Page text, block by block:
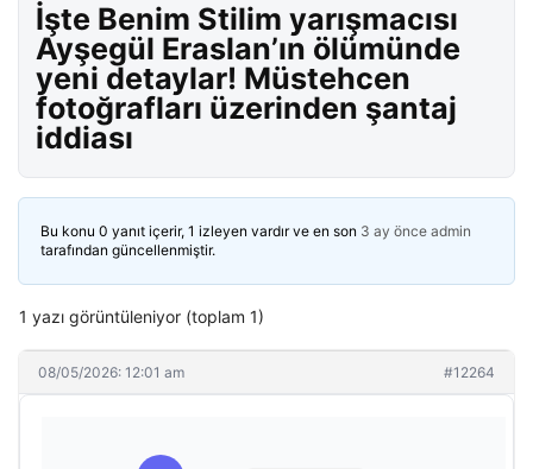
İşte Benim Stilim yarışmacısı
Ayşegül Eraslan’ın ölümünde
yeni detaylar! Müstehcen
fotoğrafları üzerinden şantaj
iddiası
Bu konu 0 yanıt içerir, 1 izleyen vardır ve en son 3 ay önce admin
tarafından güncellenmiştir.
1 yazı görüntüleniyor (toplam 1)
08/05/2026: 12:01 am #12264